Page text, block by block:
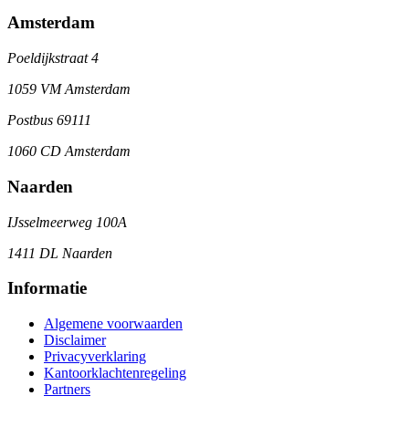
Amsterdam
Poeldijkstraat 4
1059 VM Amsterdam
Postbus 69111
1060 CD Amsterdam
Naarden
IJsselmeerweg 100A
1411 DL Naarden
Informatie
Algemene voorwaarden
Disclaimer
Privacyverklaring
Kantoorklachtenregeling
Partners